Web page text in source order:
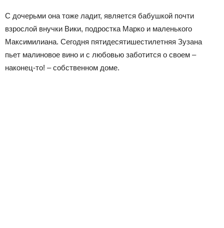
С дочерьми она тоже ладит, является бабушкой почти
взрослой внучки Вики, подростка Марко и маленького
Максимилиана. Сегодня пятидесятишестилетняя Зузана
пьет малиновое вино и с любовью заботится о своем –
наконец-то! – собственном доме.